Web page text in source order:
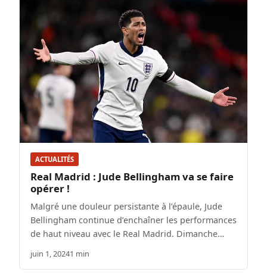
ACTUALITÉS
Real Madrid : Jude Bellingham va se faire
opérer !
Malgré une douleur persistante à l’épaule, Jude
Bellingham continue d’enchaîner les performances
de haut niveau avec le Real Madrid. Dimanche…
juin 1, 20241 min